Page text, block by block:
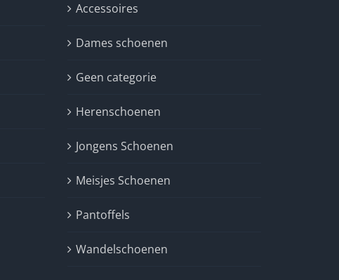
Accessoires
Dames schoenen
Geen categorie
Herenschoenen
Jongens Schoenen
Meisjes Schoenen
Pantoffels
Wandelschoenen